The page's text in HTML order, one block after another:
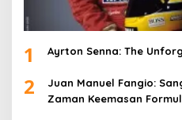
1 Ayrton Senna: The
2
Juan Manuel Fangio:
Zaman Keemasan